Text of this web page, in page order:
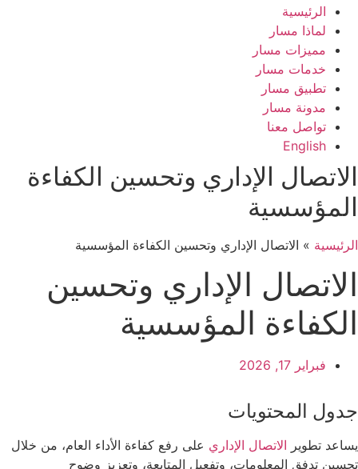
الرئيسية
لماذا مسار
مميزات مسار
خدمات مسار
تطبيق مسار
مدونة مسار
تواصل معنا
English
الاتصال الإداري وتحسين الكفاءة
المؤسسية
الرئيسية » الاتصال الإداري وتحسين الكفاءة المؤسسية
الاتصال الإداري وتحسين
الكفاءة المؤسسية
فبراير 17, 2026
جدول المحتويات
يساعد تطوير الاتصال الإداري على رفع كفاءة الأداء العام، من خلال
تحسين تدفق المعلومات، وتفعيل المتابعة، وتعزيز وضوح